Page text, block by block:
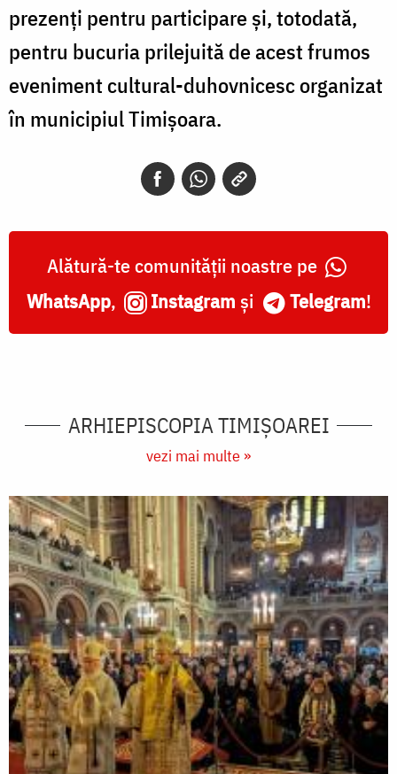
prezenți pentru participare și, totodată,
pentru bucuria prilejuită de acest frumos
eveniment cultural-duhovnicesc organizat
în municipiul Timișoara.
Alătură-te comunității noastre pe
WhatsApp, Instagram și Telegram!
ARHIEPISCOPIA TIMIŞOAREI
vezi mai multe »